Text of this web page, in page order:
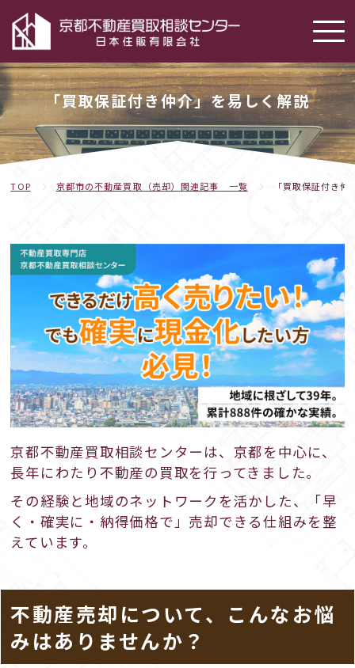
「買取保証付き仲介」を易しく解説
TOP 京都市の不動産買取（売却）関連記事 一覧 「買取保証付き
京都不動産買取相談センターは、京都を中心に、
長年にわたり不動産の買取を行ってきました。
その経験と地域のネットワークを活かした、「早
く・確実に・納得価格で」売却できる仕組みを整
えています。
不動産売却について、こんなお悩
みはありませんか？